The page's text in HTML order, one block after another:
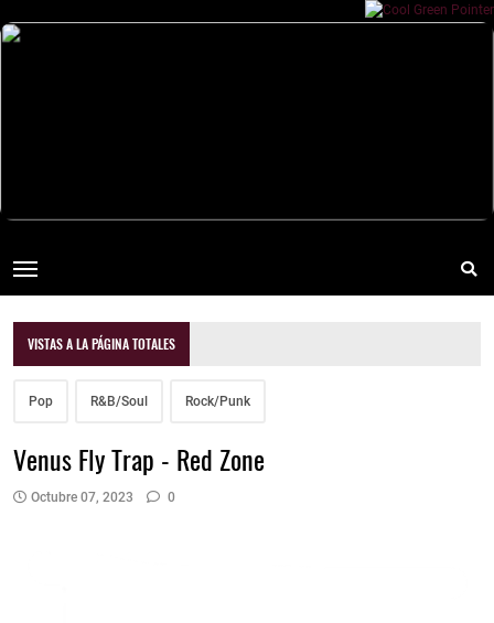
VISTAS A LA PÁGINA TOTALES
Pop R&B/Soul Rock/Punk
Venus Fly Trap - Red Zone
Octubre 07, 2023 0